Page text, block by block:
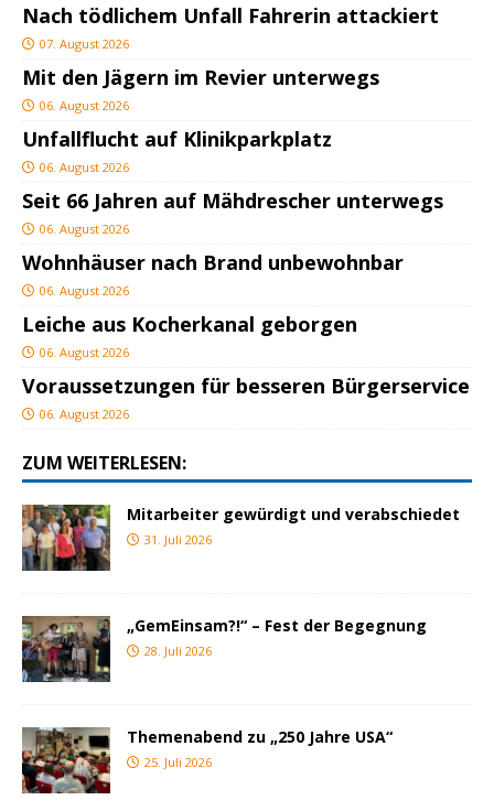
Nach tödlichem Unfall Fahrerin attackiert
07. August 2026
Mit den Jägern im Revier unterwegs
06. August 2026
Unfallflucht auf Klinikparkplatz
06. August 2026
Seit 66 Jahren auf Mähdrescher unterwegs
06. August 2026
Wohnhäuser nach Brand unbewohnbar
06. August 2026
Leiche aus Kocherkanal geborgen
06. August 2026
Voraussetzungen für besseren Bürgerservice
06. August 2026
ZUM WEITERLESEN:
Mitarbeiter gewürdigt und verabschiedet
31. Juli 2026
„GemEinsam?!“ – Fest der Begegnung
28. Juli 2026
Themenabend zu „250 Jahre USA“
25. Juli 2026